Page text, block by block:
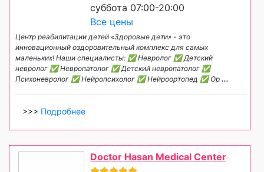
суббота 07:00-20:00
Все цены
Центр реабилитации детей «Здоровые дети» - это
инновационный оздоровительный комплекс для самых
маленьких! Наши специалисты: ✅ Невролог ✅ Детский
невролог ✅ Невропатолог ✅ Детский невропатолог ✅
Психоневролог ✅ Нейропсихолог ✅ Нейроортопед ✅ Ор ...
>>> Подробнее
Doctor Hasan Medical Center